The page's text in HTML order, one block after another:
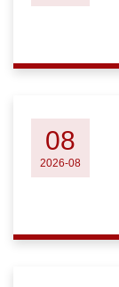
08
2026-08